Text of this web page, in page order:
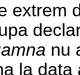
extrem
nu
la